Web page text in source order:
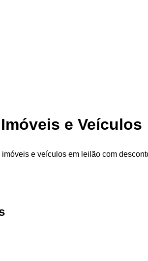
e Veículos
e veículos em leilão com